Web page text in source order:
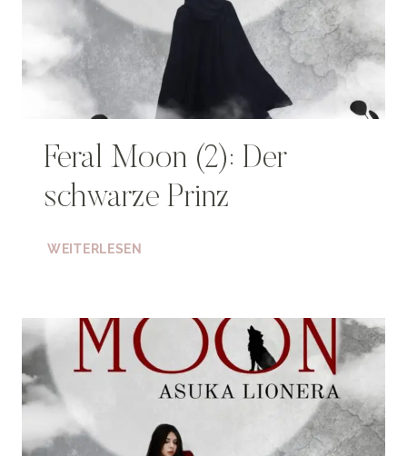
Feral Moon (2): Der
schwarze Prinz
WEITERLESEN
SCHWARZE
PRINZ